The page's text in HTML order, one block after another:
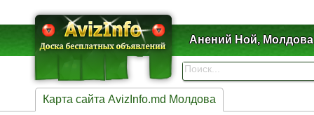
Анений Ной, Молдова
Карта сайта AvizInfo.md Молдова